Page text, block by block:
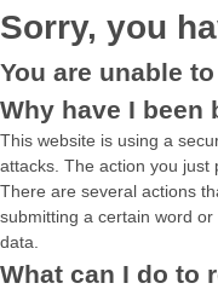
Sorry, you
You are unable
Why have I been
This website is using a
attacks. The action you just
There are several actions
submitting a certain word
data.
What can I do to